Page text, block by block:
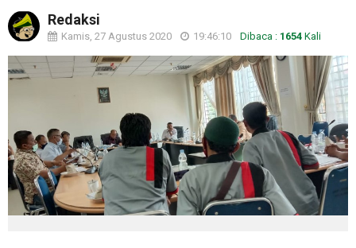
Redaksi
Kamis, 27 Agustus 2020 19:46:10 Dibaca : 1654 Kali